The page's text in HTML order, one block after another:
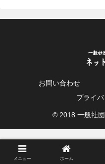
お問い合わせ
プライ
© 2018 一般社
メニュー ホーム